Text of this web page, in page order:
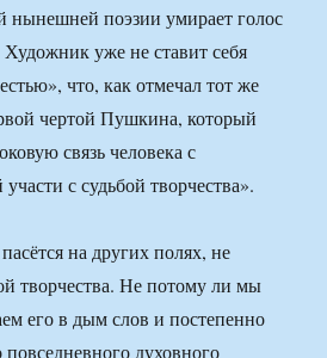
нынешней поэзии умирает голос
уже не ставит себя
что, как отмечал тот же
чертой Пушкина, который
связь человека с
с судьбой творчества».
на других полях, не
творчества. Не потому ли мы
его в дым слов и постепенно
духовного